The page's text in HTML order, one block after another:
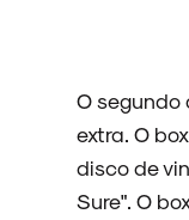
O segundo
extra. O
disco de
Sure". O